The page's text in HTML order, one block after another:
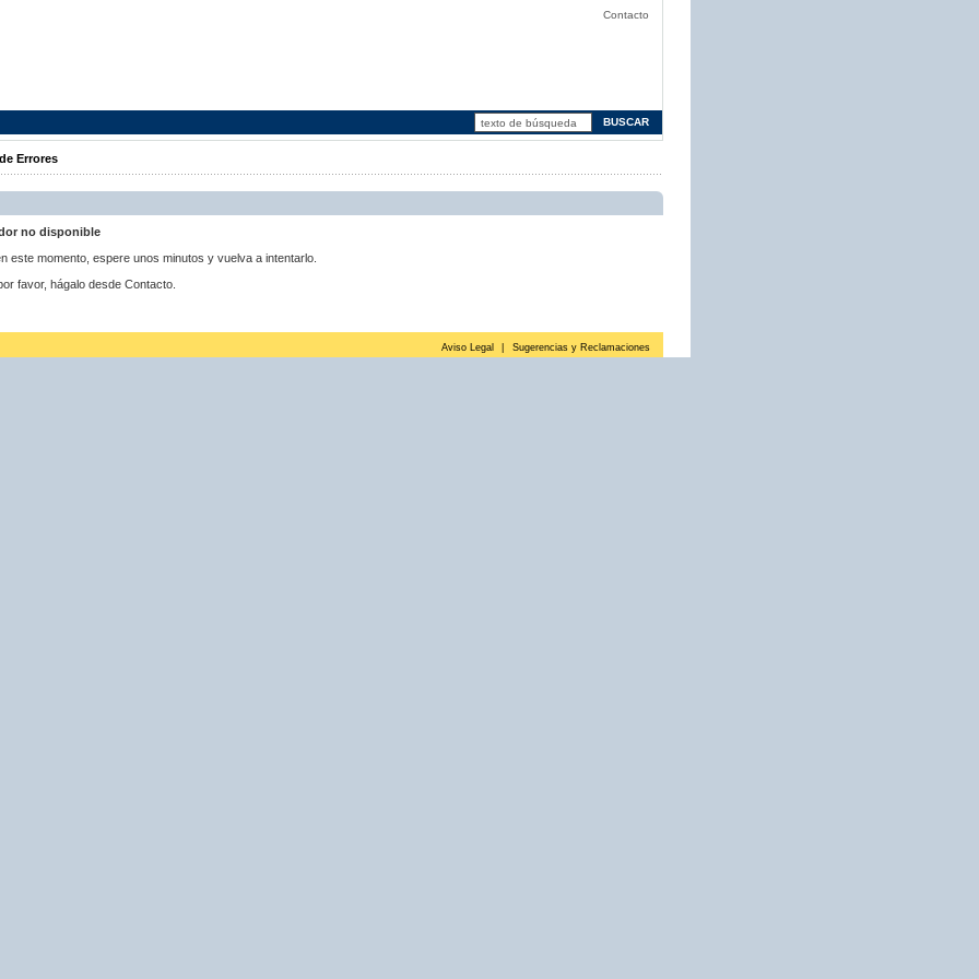
Contacto
Errores
no disponible
este momento, espere unos minutos y vuelva a intentarlo.
favor, hágalo desde Contacto.
Aviso Legal Sugerencias y Reclamaciones